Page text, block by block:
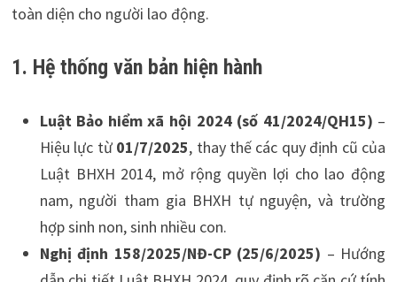
toàn diện cho người lao động.
1. Hệ thống văn bản hiện hành
Luật Bảo hiểm xã hội 2024 (số 41/2024/QH15) –
Hiệu lực từ 01/7/2025, thay thế các quy định cũ của
Luật BHXH 2014, mở rộng quyền lợi cho lao động
nam, người tham gia BHXH tự nguyện, và trường
hợp sinh non, sinh nhiều con.
Nghị định 158/2025/NĐ-CP (25/6/2025) – Hướng